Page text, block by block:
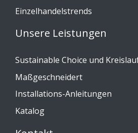
Einzelhandelstrends
Unsere Leistungen
Sustainable Choice und
Maßgeschneidert
Installations-Anleitungen
Katalog